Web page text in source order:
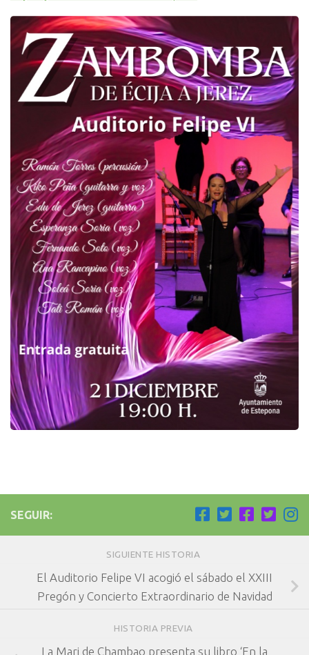
SEGUIR:
SIGUIENTE HISTORIA
El Auditorio Felipe VI acogió el sábado el XXIII
Pregón y Concierto Extraordinario de Navidad
HISTORIA PREVIA
La Mari de Chambao presenta su libro ‘En la